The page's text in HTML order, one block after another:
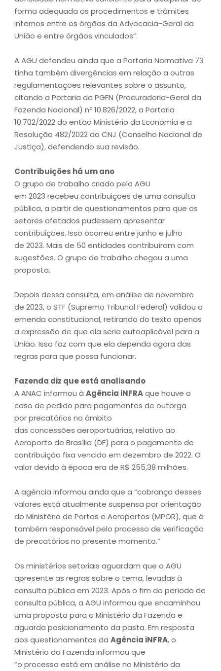
forma adequada os procedimentos e trâmites
internos entre os órgãos da Advocacia-Geral da
União e entre órgãos vinculados”.
A AGU defendeu ainda que a Portaria Normativa 73
tinha também divergências em relação a outras
regulamentações relevantes sobre o assunto,
citando a Portaria da PGFN (Procuradoria-Geral da
Fazenda Nacional) nº 10.826/2022, a Portaria
10.702/2022 do então Ministério da Economia e a
Resolução 482/2022 do CNJ (Conselho Nacional de
Justiça), defendendo sua revisão.
Contribuições há um ano
O grupo de trabalho criado pela AGU
em 2023 recebeu contribuições de uma consulta
pública, a partir de questionamentos para que os
setores afetados pudessem apresentar
contribuições. Isso ocorreu entre junho e julho
de 2023. Mais de 50 entidades contribuíram com
sugestões. O grupo de trabalho chegou a uma
proposta.
Depois dessa consulta, em análise de novembro
de 2023, o STF (Supremo Tribunal Federal) validou a
emenda constitucional, retirando do texto apenas
a expressão de que ela seria autoaplicável para a
União. Isso faz com que ela dependa agora das
regras para que possa funcionar.
Fazenda diz que está analisando
A ANAC informou à Agência iNFRAque houve o
caso de pedido para pagamentos de outorga
por precatórios no âmbito
das concessões aeroportuárias, relativo ao
Aeroporto de Brasília (DF) para o pagamento de
contribuição fixa vencido em dezembro de 2022. O
valor devido à época era de R$ 255,38 milhões.
A agência informou ainda que a “cobrança desses
valores está atualmente suspensa por orientação
do Ministério de Portos e Aeroportos (MPOR), que é
também responsável pelo processo de verificação
de precatórios no presente momento.”
Os ministérios setoriais aguardam que a AGU
apresente as regras sobre o tema, levadas à
consulta pública em 2023. Após o fim do período de
consulta pública, a AGU informou que encaminhou
uma proposta para o Ministério da Fazenda e
aguarda posicionamento da pasta. Em resposta
aos questionamentos da Agência iNFRA, o
Ministério da Fazenda informou que
“o processo está em análise no Ministério da